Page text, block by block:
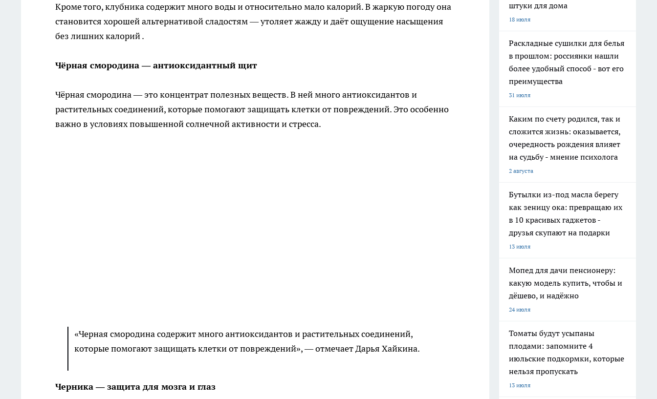
Кроме того, клубника содержит много воды и относительно мало калорий. В жаркую погоду она
становится хорошей альтернативой сладостям — утоляет жажду и даёт ощущение насыщения
без лишних калорий .
Чёрная смородина — антиоксидантный щит
Чёрная смородина — это концентрат полезных веществ. В ней много антиоксидантов и
растительных соединений, которые помогают защищать клетки от повреждений. Это особенно
важно в условиях повышенной солнечной активности и стресса.
«Черная смородина содержит много антиоксидантов и растительных соединений,
которые помогают защищать клетки от повреждений», — отмечает Дарья Хайкина.
Черника — защита для мозга и глаз
штуки для дома
18 июля
Раскладные сушилки для белья
в прошлом: россиянки нашли
более удобный способ - вот его
преимущества
31 июля
Каким по счету родился, так и
сложится жизнь: оказывается,
очередность рождения влияет
на судьбу - мнение психолога
2 августа
Бутылки из-под масла берегу
как зеницу ока: превращаю их
в 10 красивых гаджетов -
друзья скупают на подарки
13 июля
Мопед для дачи пенсионеру:
какую модель купить, чтобы и
дёшево, и надёжно
24 июля
Томаты будут усыпаны
плодами: запомните 4
июльские подкормки, которые
нельзя пропускать
13 июля